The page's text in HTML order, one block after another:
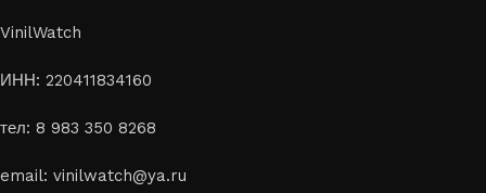
Картины на стекле и дереве
Лазерная гравировка на стекле или дереве, оригинальный
или украсить свой дом
украсить пространство, лазерная гравировка фото по дереву
VinilWatch
ИНН: 220411834160
тел: 8 983 350 8268
email: vinilwatch@ya.ru